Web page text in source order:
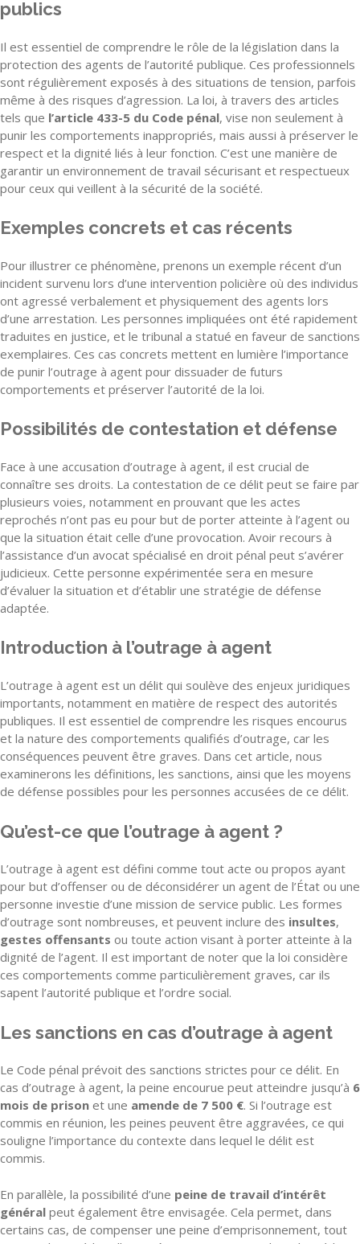
publics
Il est essentiel de comprendre le rôle de la législation dans la
protection des agents de l’autorité publique. Ces professionnels
sont régulièrement exposés à des situations de tension, parfois
même à des risques d’agression. La loi, à travers des articles
tels que l’article 433-5 du Code pénal, vise non seulement à
punir les comportements inappropriés, mais aussi à préserver le
respect et la dignité liés à leur fonction. C’est une manière de
garantir un environnement de travail sécurisant et respectueux
pour ceux qui veillent à la sécurité de la société.
Exemples concrets et cas récents
Pour illustrer ce phénomène, prenons un exemple récent d’un
incident survenu lors d’une intervention policière où des individus
ont agressé verbalement et physiquement des agents lors
d’une arrestation. Les personnes impliquées ont été rapidement
traduites en justice, et le tribunal a statué en faveur de sanctions
exemplaires. Ces cas concrets mettent en lumière l’importance
de punir l’outrage à agent pour dissuader de futurs
comportements et préserver l’autorité de la loi.
Possibilités de contestation et défense
Face à une accusation d’outrage à agent, il est crucial de
connaître ses droits. La contestation de ce délit peut se faire par
plusieurs voies, notamment en prouvant que les actes
reprochés n’ont pas eu pour but de porter atteinte à l’agent ou
que la situation était celle d’une provocation. Avoir recours à
l’assistance d’un avocat spécialisé en droit pénal peut s’avérer
judicieux. Cette personne expérimentée sera en mesure
d’évaluer la situation et d’établir une stratégie de défense
adaptée.
Introduction à l’outrage à agent
L’outrage à agent est un délit qui soulève des enjeux juridiques
importants, notamment en matière de respect des autorités
publiques. Il est essentiel de comprendre les risques encourus
et la nature des comportements qualifiés d’outrage, car les
conséquences peuvent être graves. Dans cet article, nous
examinerons les définitions, les sanctions, ainsi que les moyens
de défense possibles pour les personnes accusées de ce délit.
Qu’est-ce que l’outrage à agent ?
L’outrage à agent est défini comme tout acte ou propos ayant
pour but d’offenser ou de déconsidérer un agent de l’État ou une
personne investie d’une mission de service public. Les formes
d’outrage sont nombreuses, et peuvent inclure des insultes,
gestes offensants ou toute action visant à porter atteinte à la
dignité de l’agent. Il est important de noter que la loi considère
ces comportements comme particulièrement graves, car ils
sapent l’autorité publique et l’ordre social.
Les sanctions en cas d’outrage à agent
Le Code pénal prévoit des sanctions strictes pour ce délit. En
cas d’outrage à agent, la peine encourue peut atteindre jusqu’à 6
mois de prison et une amende de 7 500 €. Si l’outrage est
commis en réunion, les peines peuvent être aggravées, ce qui
souligne l’importance du contexte dans lequel le délit est
commis.
En parallèle, la possibilité d’une peine de travail d’intérêt
général peut également être envisagée. Cela permet, dans
certains cas, de compenser une peine d’emprisonnement, tout